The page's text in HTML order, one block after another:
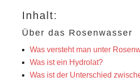
Inhalt:
Über das Rosenwasser
Was versteht man unter
Was ist ein Hydrolat?
Was ist der Unterschied